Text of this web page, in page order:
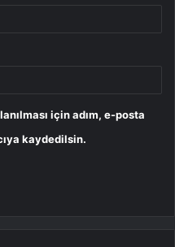
için adım, e-posta
kaydedilsin.